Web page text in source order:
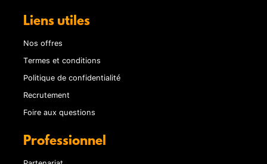
Liens utiles
Nos offres
Termes et conditions
Politique de confidentialité
Recrutement
Foire aux questions
Professionnel